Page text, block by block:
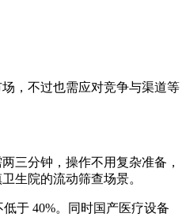
，不过也需应对竞争与渠道等
三分钟，操作不用复杂准备，
生院的流动筛查场景。
于 40%。同时国产医疗设备